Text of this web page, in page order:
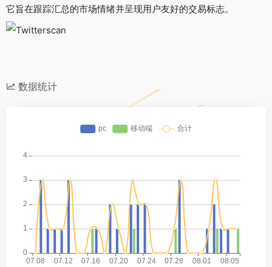
它旨在跟踪汇总的市场情绪并呈现用户友好的交易标志。
数据统计